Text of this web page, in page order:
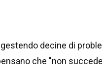
decine di
che "non